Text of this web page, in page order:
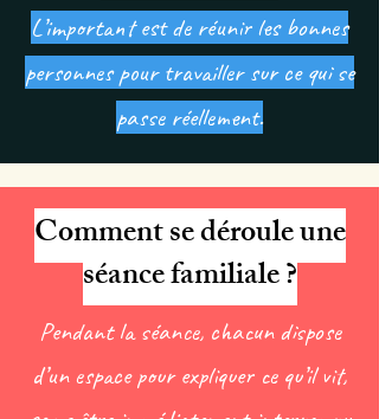
L’important est de réunir les bonnes
personnes pour travailler sur ce qui se
passe réellement.
Comment se déroule une
séance familiale ?
Pendant la séance, chacun dispose
d’un espace pour expliquer ce qu’il vit,